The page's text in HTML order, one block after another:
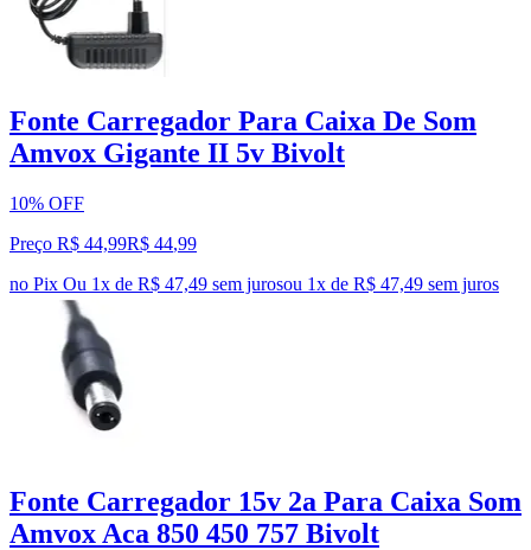
Fonte Carregador Para Caixa De Som
Amvox Gigante II 5v Bivolt
10% OFF
Preço R$ 44,99R$ 44,99
no Pix Ou 1x de R$ 47,49 sem jurosou 1x de R$ 47,49 sem juros
Fonte Carregador 15v 2a Para Caixa Som
Amvox Aca 850 450 757 Bivolt